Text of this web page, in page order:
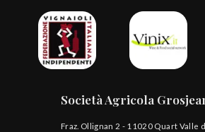
Società Agricola
Fraz. Ollignan 2 - 11020 Quart Valle